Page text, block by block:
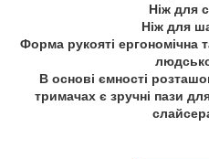
Ніж для
Ніж для
Форма рукояті ергономічна
В основі ємності
тримачах є зручні пази